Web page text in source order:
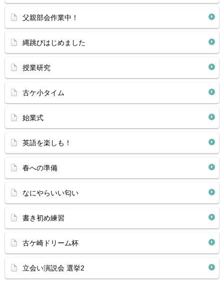
父親部会作業中！
縄跳びはじめました
授業研究
古ケ小タイム
始業式
英語を楽しも！
春への準備
なにやらいい匂い
書き初め練習
古ケ崎ドリーム杯
立会い演説会 選挙2